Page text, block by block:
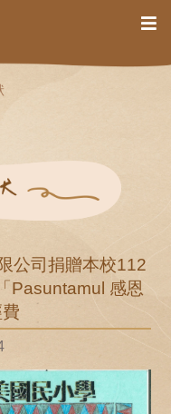
公司捐贈本校112
Pasuntamul 感恩